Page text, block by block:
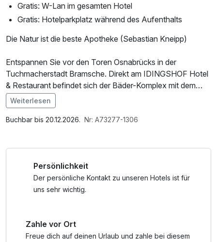
Gratis: W-Lan im gesamten Hotel
Gratis: Hotelparkplatz während des Aufenthalts
Die Natur ist die beste Apotheke (Sebastian Kneipp)
Entspannen Sie vor den Toren Osnabrücks in der
Tuchmacherstadt Bramsche. Direkt am IDINGSHOF Hotel
& Restaurant befindet sich der Bäder-Komplex mit dem
Hase Bad, der Varus Therme und der Salzgrotte.
Ihnen bietet das Hase Bad ein 600 m² großes
Babybecken, einem Sprungturm, Rainbow-Rutsche und
Unterwassermassagen.
Bad. Auf natürliche Weise sorgt das Salz dafür, dass in der
Salzgrotte eine mit Salzverbindungen gesättigte und
Im Angebot enthalten
1 Flasche Mineralwasser, Saunabenutzung, Parkplatz,
Weiterlesen
Buchbar bis 20.12.2026. Nr: A73277-1306
Persönlichkeit
Der persönliche Kontakt zu unseren Hotels ist für
uns sehr wichtig.
Zahle vor Ort
Freue dich auf deinen Urlaub und zahle bei diesem